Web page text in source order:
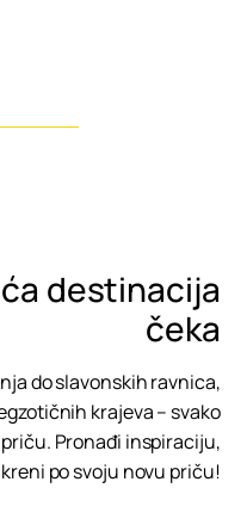
Krstarenja
destinacija
čeka
do slavonskih ravnica,
krajeva – svako
Pronađi inspiraciju,
po svoju novu priču!